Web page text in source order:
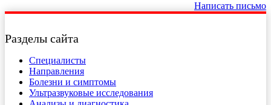
Написать письмо
Разделы сайта
Специалисты
Направления
Болезни и симптомы
Ультразвуковые исследования